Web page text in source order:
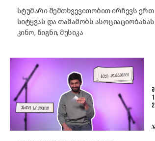
სტუმარი შემთხვევითობით ირჩევს ერთ
სიტყვას და თამაშობს
კინო, წიგნი, მუსიკა